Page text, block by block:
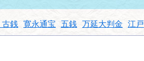
銭 寛永通宝 五銭 万延大判金 江戸